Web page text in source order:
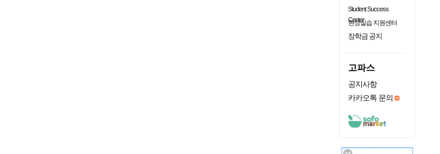
Student Success
Center
현장실습 지원센터
장학금 공지
고파스
공지사항
카카오톡 문의